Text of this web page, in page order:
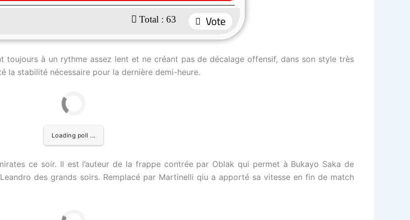
: 63
à un rythme assez lent et ne créant pas de décalage offensif, dans son style très
la stabilité nécessaire pour la dernière demi-heure.
Loading poll ...
ce soir. Il est l’auteur de la frappe contrée par Oblak qui permet à Bukayo Saka de
des grands soirs. Remplacé par Martinelli qiu a apporté sa vitesse en fin de match